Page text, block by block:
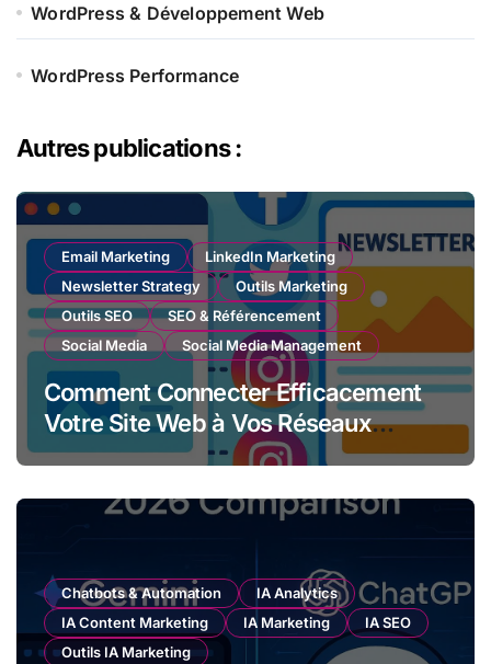
WordPress & Développement Web
WordPress Performance
Autres publications :
Email Marketing
LinkedIn Marketing
Newsletter Strategy
Outils Marketing
Outils SEO
SEO & Référencement
Social Media
Social Media Management
Comment Connecter Efficacement
Votre Site Web à Vos Réseaux
Sociaux et Newsletter
Chatbots & Automation
IA Analytics
IA Content Marketing
IA Marketing
IA SEO
Outils IA Marketing